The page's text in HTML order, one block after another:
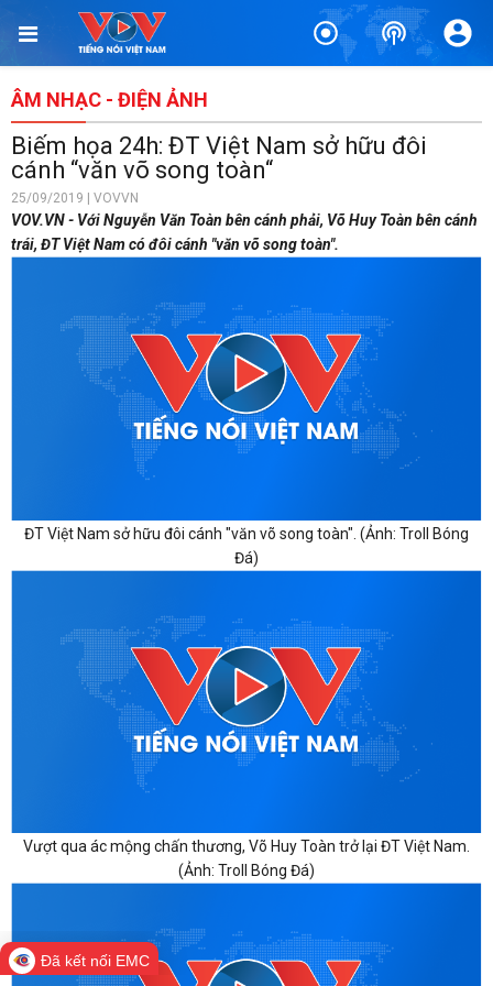
ÂM NHẠC - ĐIỆN ẢNH
Biếm họa 24h: ĐT Việt Nam sở hữu đôi
cánh “văn võ song toàn“
25/09/2019 | VOVVN
VOV.VN - Với Nguyễn Văn Toàn bên cánh phải, Võ Huy Toàn bên cánh
trái, ĐT Việt Nam có đôi cánh "văn võ song toàn".
ĐT Việt Nam sở hữu đôi cánh "văn võ song toàn". (Ảnh: Troll Bóng
Đá)
Vượt qua ác mộng chấn thương, Võ Huy Toàn trở lại ĐT Việt Nam.
(Ảnh: Troll Bóng Đá)
Đã kết nối EMC